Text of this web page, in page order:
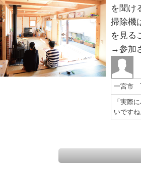
を聞け
掃除機
を見る
→参加
一宮市
「実際
いですね